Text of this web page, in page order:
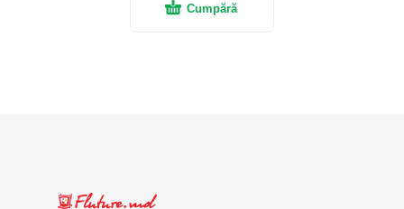
Cumpără